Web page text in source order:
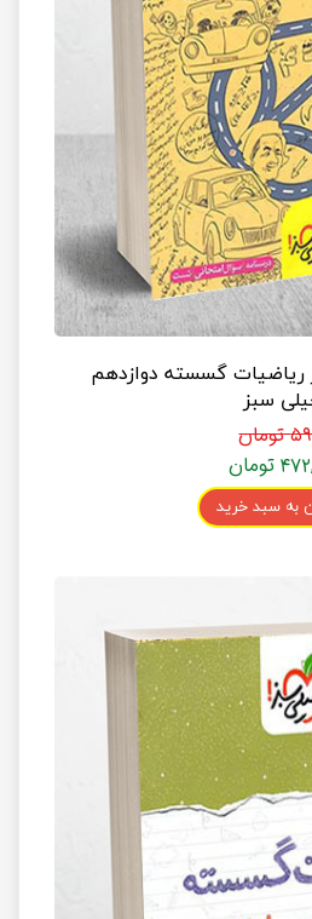
گسسته دوازدهم
سبز
تومان
به سبد خرید